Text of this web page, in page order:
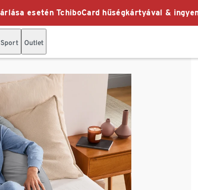
esetén TchiboCard hűségkártyával &
Sport Outlet